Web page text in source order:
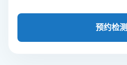
预约检测